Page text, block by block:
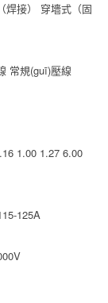
接）
穿墻式（固
常規(guī)壓線
1.00 1.27 6.00
125A